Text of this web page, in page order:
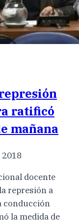
ratificó
mañana
docente
represión a
conducción
la medida de